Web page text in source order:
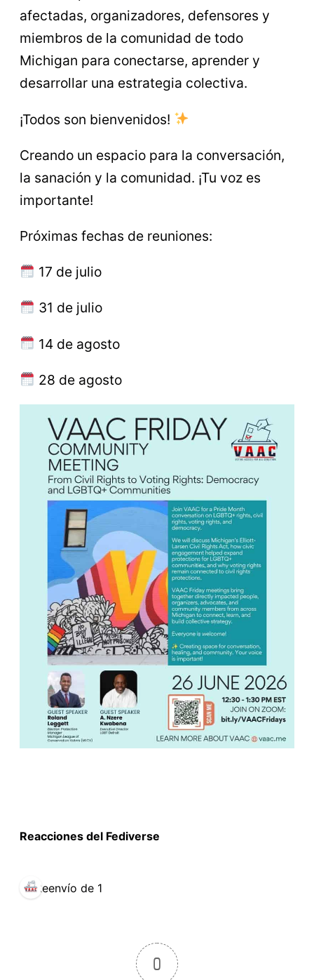
afectadas, organizadores, defensores y
miembros de la comunidad de todo
Michigan para conectarse, aprender y
desarrollar una estrategia colectiva.
¡Todos son bienvenidos!
Creando un espacio para la conversación,
la sanación y la comunidad. ¡Tu voz es
importante!
Próximas fechas de reuniones:
17 de julio
31 de julio
14 de agosto
28 de agosto
Reacciones del Fediverse
Reenvío de 1
0